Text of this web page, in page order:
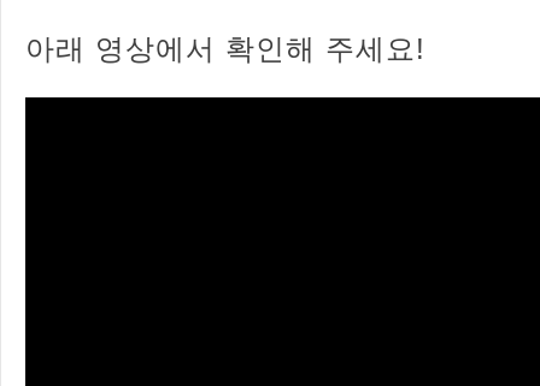
아래 영상에서 확인해 주세요!